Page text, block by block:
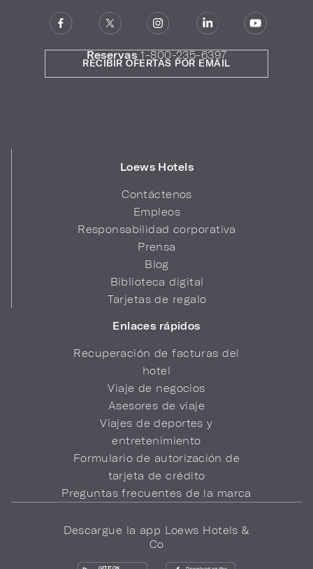
Reservas 1-800-235-6397
Loews Hotels
Contáctenos
Empleos
Responsabilidad corporativa
Prensa
Blog
Biblioteca digital
Tarjetas de regalo
Enlaces rápidos
Recuperación de facturas del
hotel
Viaje de negocios
Asesores de viaje
Viajes de deportes y
entretenimiento
Formulario de autorización de
tarjeta de crédito
Preguntas frecuentes de la marca
RECIBIR OFERTAS POR EMAIL
Descargue la app Loews Hotels &
Co